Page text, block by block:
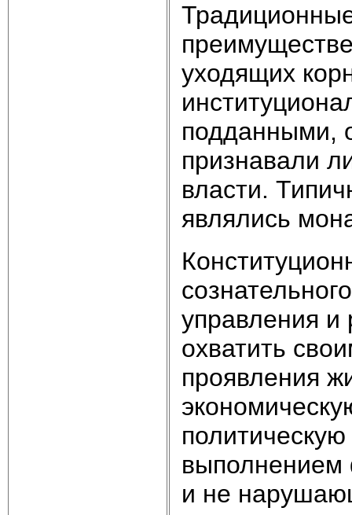
уходящих
подданными,
признавали
власти.
являлись
управления и
охватить
проявления
выполнением
и не